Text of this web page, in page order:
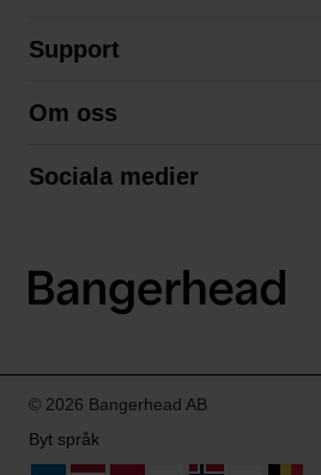
Support
Köpvillkor
Om oss
Våra fraktalternativ
Sociala medier
LinkedIn
© 2026 Bangerhead AB
Byt språk